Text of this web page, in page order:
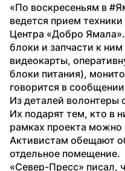
«По воскресеньям в
ведется прием
Центра «Добро
блоки и запчасти к
видеокарты,
блоки питания),
говорится в
Из деталей волонтеры
Их подарят тем, кто в
рамках проекта можно
Активистам обещают
отдельное помещение.
«Север-Пресс» писал,